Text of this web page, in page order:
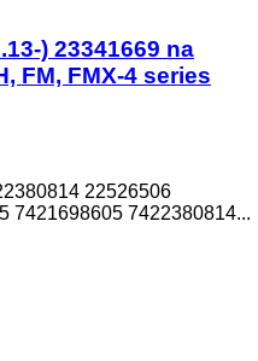
) 23341669 na
FM, FMX-4 series
22526506
7421698605 7422380814...